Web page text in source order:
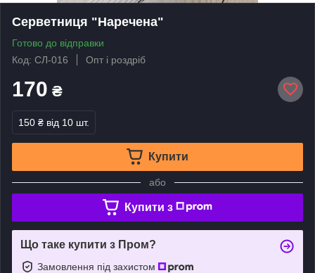
Серветниця "Наречена"
Готово до відправки
Код: СЛ-016
Опт і роздріб
170 ₴
150 ₴ від 10 шт.
Купити
або
Купити з
Що таке купити з Пром?
Замовлення під захистом